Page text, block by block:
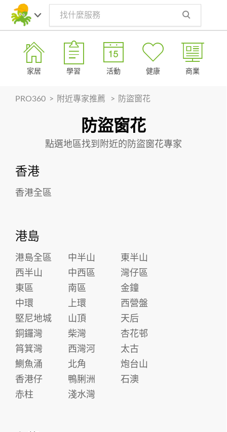
家居 學習 活動 健康 商業
其他
PRO360 > 附近專家推薦 > 防盜窗花
防盜窗花
點選地區找到附近的防盜窗花專家
香港
香港全區
港島
港島全區 中半山
東半山
西半山
中西區
灣仔區
東區
南區
金鐘
中環
上環
西營盤
堅尼地城
山頂
天后
銅鑼灣
柴灣
杏花邨
筲箕灣
西灣河
太古
鰂魚涌
北角
炮台山
香港仔
鴨脷洲
石澳
赤柱
淺水灣